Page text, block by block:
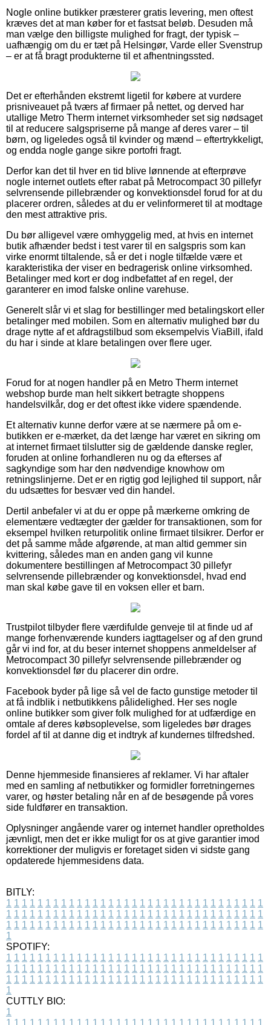
Nogle online butikker præsterer gratis levering, men oftest
kræves det at man køber for et fastsat beløb. Desuden må
man vælge den billigste mulighed for fragt, der typisk –
uafhængig om du er tæt på Helsingør, Varde eller Svenstrup
– er at få bragt produkterne til et afhentningssted.
Det er efterhånden ekstremt ligetil for købere at vurdere
prisniveauet på tværs af firmaer på nettet, og derved har
utallige Metro Therm internet virksomheder set sig nødsaget
til at reducere salgspriserne på mange af deres varer – til
børn, og ligeledes også til kvinder og mænd – eftertrykkeligt,
og endda nogle gange sikre portofri fragt.
Derfor kan det til hver en tid blive lønnende at efterprøve
nogle internet outlets efter rabat på Metrocompact 30 pillefyr
selvrensende pillebrænder og konvektionsdel forud for at du
placerer ordren, således at du er velinformeret til at modtage
den mest attraktive pris.
Du bør alligevel være omhyggelig med, at hvis en internet
butik afhænder bedst i test varer til en salgspris som kan
virke enormt tiltalende, så er det i nogle tilfælde være et
karakteristika der viser en bedragerisk online virksomhed.
Betalinger med kort er dog indbefattet af en regel, der
garanterer en imod falske online varehuse.
Generelt slår vi et slag for bestillinger med betalingskort eller
betalinger med mobilen. Som en alternativ mulighed bør du
drage nytte af et afdragstilbud som eksempelvis ViaBill, ifald
du har i sinde at klare betalingen over flere uger.
Forud for at nogen handler på en Metro Therm internet
webshop burde man helt sikkert betragte shoppens
handelsvilkår, dog er det oftest ikke videre spændende.
Et alternativ kunne derfor være at se nærmere på om e-
butikken er e-mærket, da det længe har været en sikring om
at internet firmaet tilslutter sig de gældende danske regler,
foruden at online forhandleren nu og da efterses af
sagkyndige som har den nødvendige knowhow om
retningslinjerne. Det er en rigtig god lejlighed til support, når
du udsættes for besvær ved din handel.
Dertil anbefaler vi at du er oppe på mærkerne omkring de
elementære vedtægter der gælder for transaktionen, som for
eksempel hvilken returpolitik online firmaet tilsikrer. Derfor er
det på samme måde afgørende, at man altid gemmer sin
kvittering, således man en anden gang vil kunne
dokumentere bestillingen af Metrocompact 30 pillefyr
selvrensende pillebrænder og konvektionsdel, hvad end
man skal købe gave til en voksen eller et barn.
Trustpilot tilbyder flere værdifulde genveje til at finde ud af
mange forhenværende kunders iagttagelser og af den grund
går vi ind for, at du beser internet shoppens anmeldelser af
Metrocompact 30 pillefyr selvrensende pillebrænder og
konvektionsdel før du placerer din ordre.
Facebook byder på lige så vel de facto gunstige metoder til
at få indblik i netbutikkens pålidelighed. Her ses nogle
online butikker som giver folk mulighed for at udfærdige en
omtale af deres købsoplevelse, som ligeledes bør drages
fordel af til at danne dig et indtryk af kundernes tilfredshed.
Denne hjemmeside finansieres af reklamer. Vi har aftaler
med en samling af netbutikker og formidler forretningernes
varer, og høster betaling når en af de besøgende på vores
side fuldfører en transaktion.
Oplysninger angående varer og internet handler opretholdes
jævnligt, men det er ikke muligt for os at give garantier imod
korrektioner der muligvis er foretaget siden vi sidste gang
opdaterede hjemmesidens data.
BITLY:
1 1 1 1 1 1 1 1 1 1 1 1 1 1 1 1 1 1 1 1 1 1 1 1 1 1 1 1 1 1 1 1 1
1 1 1 1 1 1 1 1 1 1 1 1 1 1 1 1 1 1 1 1 1 1 1 1 1 1 1 1 1 1 1 1 1
1 1 1 1 1 1 1 1 1 1 1 1 1 1 1 1 1 1 1 1 1 1 1 1 1 1 1 1 1 1 1 1 1
1
SPOTIFY:
1 1 1 1 1 1 1 1 1 1 1 1 1 1 1 1 1 1 1 1 1 1 1 1 1 1 1 1 1 1 1 1 1
1 1 1 1 1 1 1 1 1 1 1 1 1 1 1 1 1 1 1 1 1 1 1 1 1 1 1 1 1 1 1 1 1
1 1 1 1 1 1 1 1 1 1 1 1 1 1 1 1 1 1 1 1 1 1 1 1 1 1 1 1 1 1 1 1 1
1
CUTTLY BIO:
1
1 1 1 1 1 1 1 1 1 1 1 1 1 1 1 1 1 1 1 1 1 1 1 1 1 1 1 1 1 1 1 1 1